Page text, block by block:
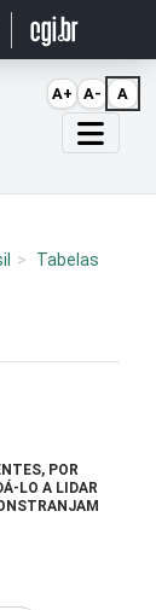
Tabelas
POR
LO A LIDAR
A+ A- A